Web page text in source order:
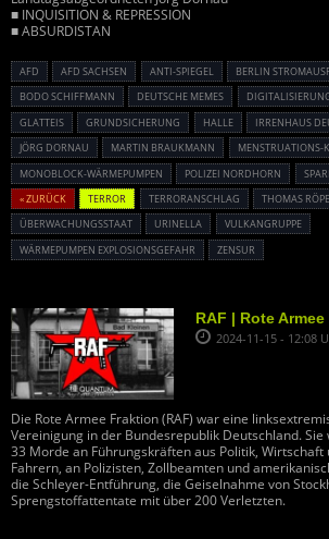
■ INQUISITION & REPRESSION
■ ABSURDISTAN
AFD AFD SACHSEN ANTI-SPIEGEL
BERLIN
BODO SCHIFFMANN
DEUTSCHE MEMES
GLATTEIS
GRUNDSICHERUNG HALLE
IRRENHAUS
JÖRG DORNAU
MARTIN BRAUKMANN
MENSTRUATIONS-
MONOBLOCK-WÄRMEPUMPEN
POLIZEI NORDHORN
« ZURÜCK
TERROR TERRORANSCHLAG THOMAS
ÜBERWACHUNGSSTAAT
URINELLA
VULKANGRUPPE
WÄRMEPUMPEN EXPLOSIONSGEFAHR
ZENSUR
RAF | Rote
2024-11-15 - 12:08
Die Rote Armee Fraktion (RAF) war eine
Vereinigung in der Bundesrepublik Deutschland.
33 Morde an Führungskräften aus Politik,
Fahrern, an Polizisten, Zollbeamten und
die Schleyer-Entführung, die Geiselnahme von
Sprengstoffattentate mit über 200 Verletzten.